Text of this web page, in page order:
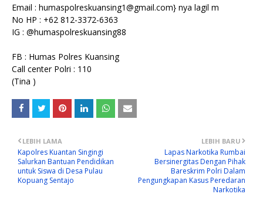
Email : humaspolreskuansing1@gmail.com} nya lagil m
No HP : +62 812-3372-6363
IG : @humaspolreskuansing88
FB : Humas Polres Kuansing
Call center Polri : 110
(Tina )
LEBIH BARU
Lapas Narkotika Rumbai
Bersinergitas Dengan Pihak
Bareskrim Polri Dalam
Pengungkapan Kasus Peredaran
Narkotika
LEBIH LAMA
Kapolres Kuantan Singingi
Salurkan Bantuan Pendidikan
untuk Siswa di Desa Pulau
Kopuang Sentajo